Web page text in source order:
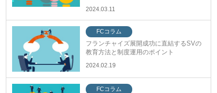
2024.03.11
FCコラム
フランチャイズ展開成功に直結するSVの
教育方法と制度運用のポイント
2024.02.19
FCコラム